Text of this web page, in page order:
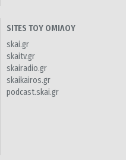
SITES ΤΟΥ ΟΜΙΛΟΥ
skai.gr
skaitv.gr
skairadio.gr
skaikairos.gr
podcast.skai.gr